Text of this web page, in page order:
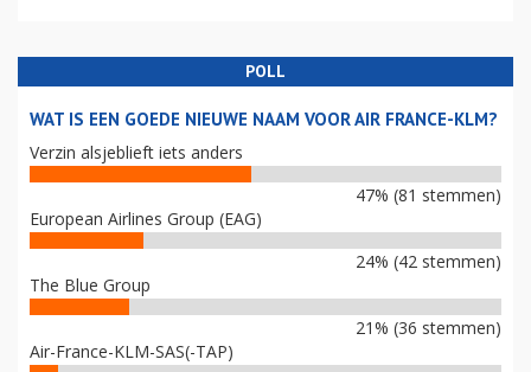
POLL
WAT IS EEN GOEDE NIEUWE NAAM VOOR AIR FRANCE-KLM?
Verzin alsjeblieft iets anders
47% (81 stemmen)
European Airlines Group (EAG)
24% (42 stemmen)
The Blue Group
21% (36 stemmen)
Air-France-KLM-SAS(-TAP)